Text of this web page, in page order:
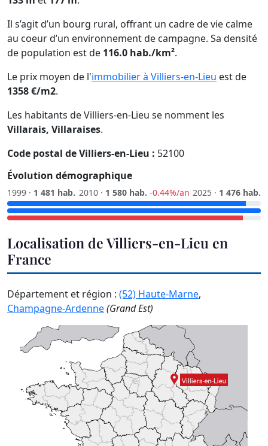
Il s’agit d’un bourg rural, offrant un cadre de vie calme
au coeur d’un environnement de campagne. Sa densité
de population est de 116.0 hab./km².
Le prix moyen de l'immobilier à Villiers-en-Lieu est de
1358 €/m2.
Les habitants de Villiers-en-Lieu se nomment les
Villarais, Villaraises.
Code postal de Villiers-en-Lieu : 52100
Évolution démographique
1999 · 1 481 hab. 2010 · 1 580 hab. -0.44%/an 2025 · 1 476 hab.
Localisation de Villiers-en-Lieu en
France
Département et région : (52) Haute-Marne,
Champagne-Ardenne(Grand Est)